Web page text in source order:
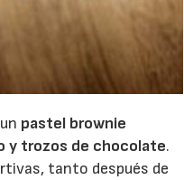
pastel brownie
y trozos de chocolate.
tanto después de